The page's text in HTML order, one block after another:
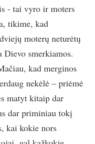
- tai vyro ir moters
tikime, kad
moterų neturėtų
smerkiamos.
kad merginos
nekėlė – priėmė
matyt kitaip dar
dar priminiau tokį
kai kokie nors